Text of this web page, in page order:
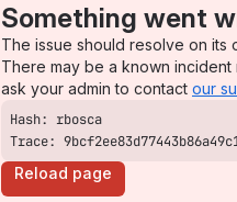
Something went
The issue should resolve on its
There may be a known
ask your admin to contact our
Trace:
Reload page